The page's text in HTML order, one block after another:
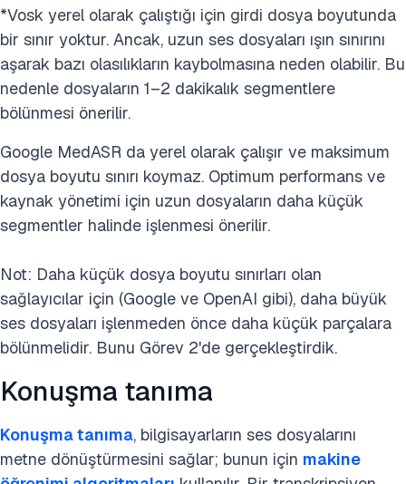
*Vosk yerel olarak çalıştığı için girdi dosya boyutunda
bir sınır yoktur. Ancak, uzun ses dosyaları ışın sınırını
aşarak bazı olasılıkların kaybolmasına neden olabilir. Bu
nedenle dosyaların 1–2 dakikalık segmentlere
bölünmesi önerilir.
Google MedASR da yerel olarak çalışır ve maksimum
dosya boyutu sınırı koymaz. Optimum performans ve
kaynak yönetimi için uzun dosyaların daha küçük
segmentler halinde işlenmesi önerilir.
Not: Daha küçük dosya boyutu sınırları olan
sağlayıcılar için (Google ve OpenAI gibi), daha büyük
ses dosyaları işlenmeden önce daha küçük parçalara
bölünmelidir. Bunu Görev 2'de gerçekleştirdik.
Konuşma tanıma
Konuşma tanıma, bilgisayarların ses dosyalarını
metne dönüştürmesini sağlar; bunun için makine